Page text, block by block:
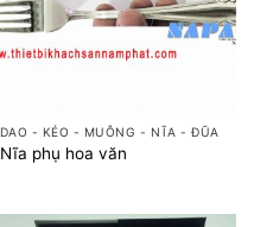
DAO - KÉO - MUỖNG - NĨA - ĐŨA
Nĩa phụ hoa văn